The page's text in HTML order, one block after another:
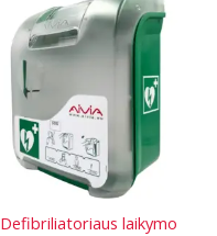
Defibriliatoriaus laikymo